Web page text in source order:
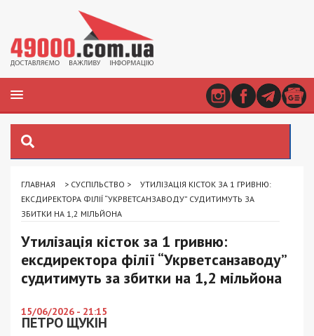
ГЛАВНАЯ > СУСПІЛЬСТВО >
УТИЛІЗАЦІЯ КІСТОК ЗА 1 ГРИВНЮ:
ЕКСДИРЕКТОРА ФІЛІЇ “УКРВЕТСАНЗАВОДУ” СУДИТИМУТЬ ЗА
ЗБИТКИ НА 1,2 МІЛЬЙОНА
Утилізація кісток за 1 гривню:
ексдиректора філії “Укрветсанзаводу”
судитимуть за збитки на 1,2 мільйона
15/06/2026 - 21:15
ПЕТРО ЩУКІН